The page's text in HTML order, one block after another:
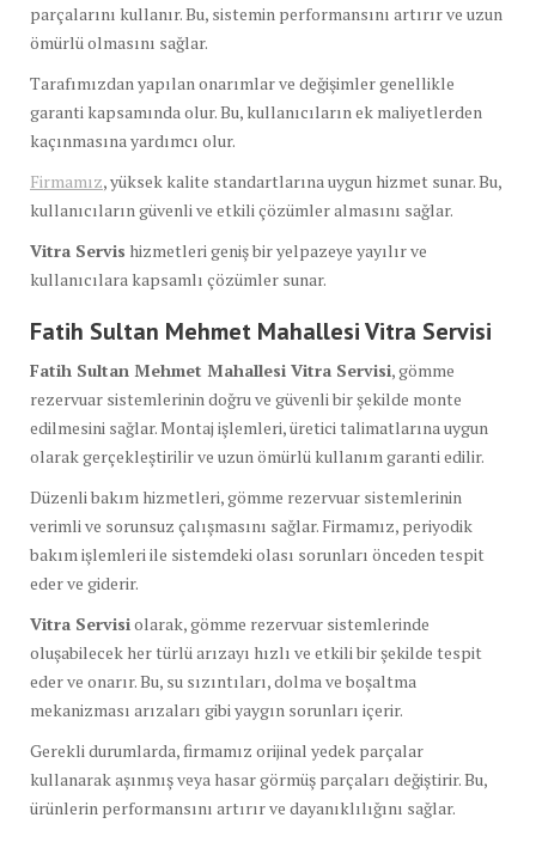
parçalarını kullanır. Bu, sistemin performansını artırır ve uzun
ömürlü olmasını sağlar.
Tarafımızdan yapılan onarımlar ve değişimler genellikle
garanti kapsamında olur. Bu, kullanıcıların ek maliyetlerden
kaçınmasına yardımcı olur.
Firmamız, yüksek kalite standartlarına uygun hizmet sunar. Bu,
kullanıcıların güvenli ve etkili çözümler almasını sağlar.
Vitra Servis hizmetleri geniş bir yelpazeye yayılır ve
kullanıcılara kapsamlı çözümler sunar.
Fatih Sultan Mehmet Mahallesi Vitra Servisi
Fatih Sultan Mehmet Mahallesi Vitra Servisi, gömme
rezervuar sistemlerinin doğru ve güvenli bir şekilde monte
edilmesini sağlar. Montaj işlemleri, üretici talimatlarına uygun
olarak gerçekleştirilir ve uzun ömürlü kullanım garanti edilir.
Düzenli bakım hizmetleri, gömme rezervuar sistemlerinin
verimli ve sorunsuz çalışmasını sağlar. Firmamız, periyodik
bakım işlemleri ile sistemdeki olası sorunları önceden tespit
eder ve giderir.
Vitra Servisiolarak, gömme rezervuar sistemlerinde
oluşabilecek her türlü arızayı hızlı ve etkili bir şekilde tespit
eder ve onarır. Bu, su sızıntıları, dolma ve boşaltma
mekanizması arızaları gibi yaygın sorunları içerir.
Gerekli durumlarda, firmamız orijinal yedek parçalar
kullanarak aşınmış veya hasar görmüş parçaları değiştirir. Bu,
ürünlerin performansını artırır ve dayanıklılığını sağlar.